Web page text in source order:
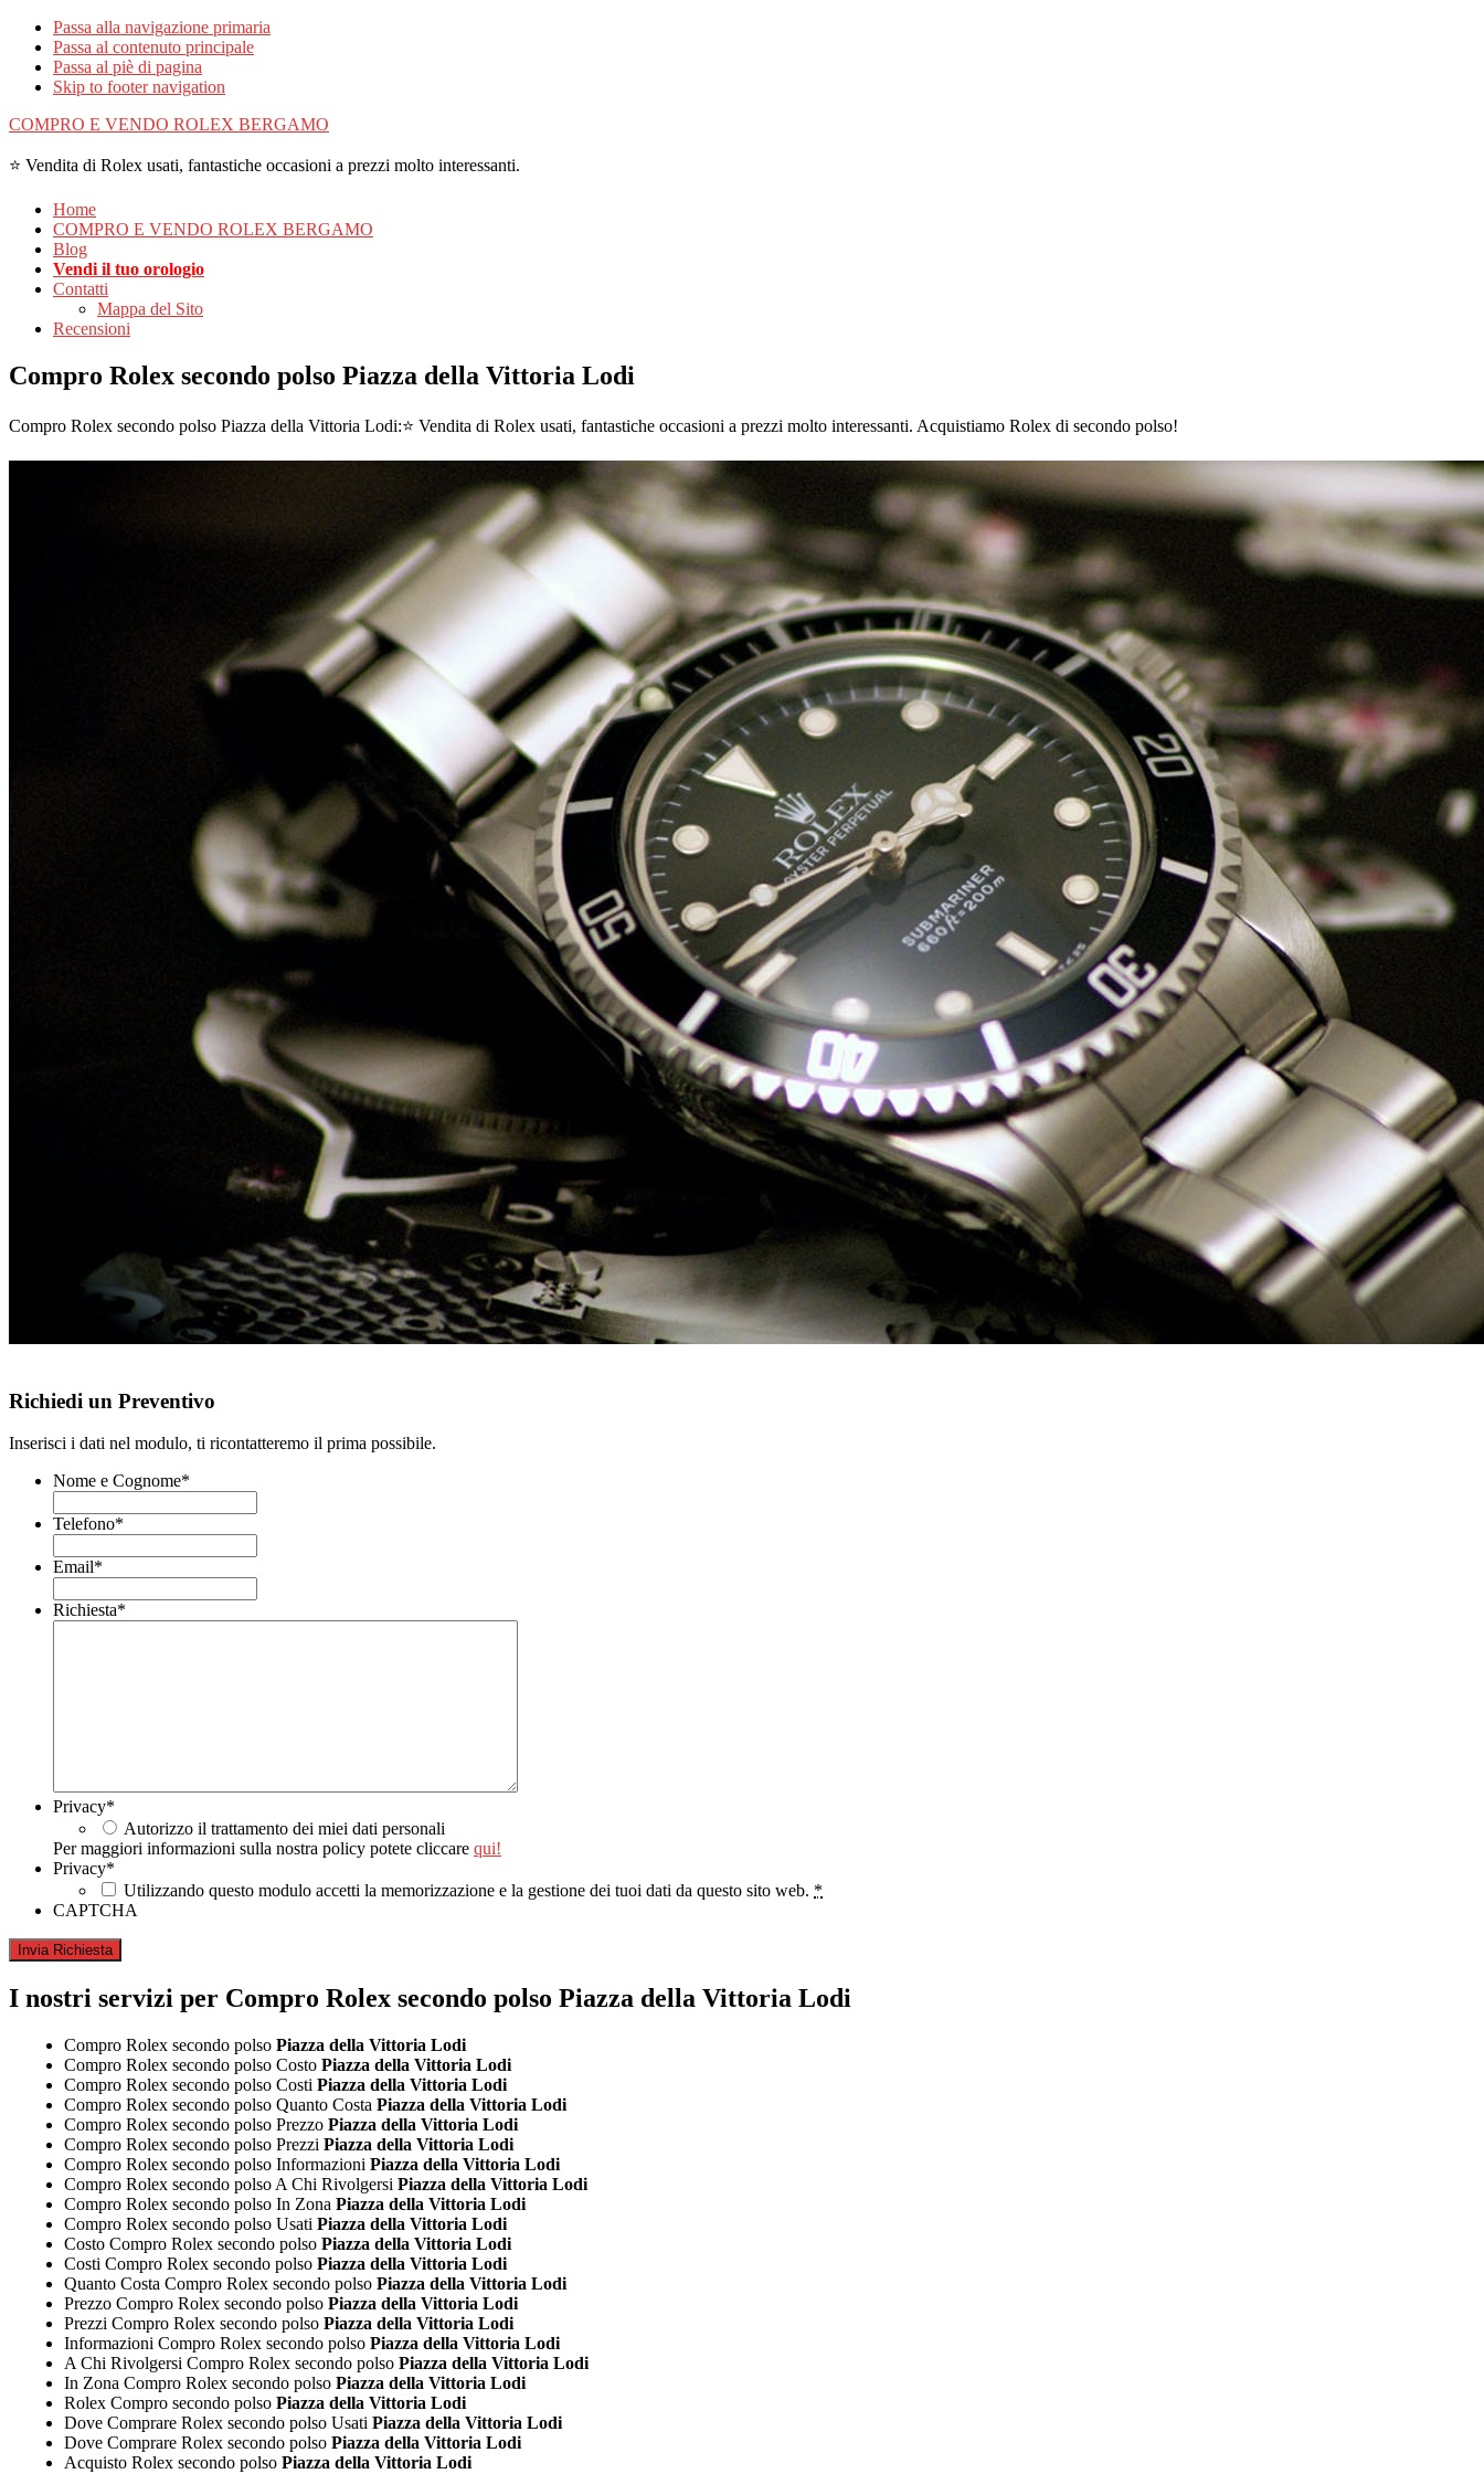
Passa alla navigazione primaria
Passa al contenuto principale
Passa al piè di pagina
Skip to footer navigation
COMPRO E VENDO ROLEX BERGAMO
⭐ Vendita di Rolex usati, fantastiche occasioni a prezzi molto interessanti.
Home
COMPRO E VENDO ROLEX BERGAMO
Blog
Vendi il tuo orologio
Contatti
Mappa del Sito
Recensioni
Compro Rolex secondo polso Piazza della Vittoria Lodi
Compro Rolex secondo polso Piazza della Vittoria Lodi:⭐ Vendita di Rolex usati, fantastiche occasioni a prezzi molto interessanti. Acquistiamo Rolex di secondo polso!
Richiedi un Preventivo
Inserisci i dati nel modulo, ti ricontatteremo il prima possibile.
Nome e Cognome*
Telefono*
Email*
Richiesta*
Privacy*
Autorizzo il trattamento dei miei dati personali
Per maggiori informazioni sulla nostra policy potete cliccare qui!
Privacy*
Utilizzando questo modulo accetti la memorizzazione e la gestione dei tuoi dati da questo sito web. *
CAPTCHA
I nostri servizi per Compro Rolex secondo polso Piazza della Vittoria Lodi
Compro Rolex secondo polso Piazza della Vittoria Lodi
Compro Rolex secondo polso Costo Piazza della Vittoria Lodi
Compro Rolex secondo polso Costi Piazza della Vittoria Lodi
Compro Rolex secondo polso Quanto Costa Piazza della Vittoria Lodi
Compro Rolex secondo polso Prezzo Piazza della Vittoria Lodi
Compro Rolex secondo polso Prezzi Piazza della Vittoria Lodi
Compro Rolex secondo polso Informazioni Piazza della Vittoria Lodi
Compro Rolex secondo polso A Chi Rivolgersi Piazza della Vittoria Lodi
Compro Rolex secondo polso In Zona Piazza della Vittoria Lodi
Compro Rolex secondo polso Usati Piazza della Vittoria Lodi
Costo Compro Rolex secondo polso Piazza della Vittoria Lodi
Costi Compro Rolex secondo polso Piazza della Vittoria Lodi
Quanto Costa Compro Rolex secondo polso Piazza della Vittoria Lodi
Prezzo Compro Rolex secondo polso Piazza della Vittoria Lodi
Prezzi Compro Rolex secondo polso Piazza della Vittoria Lodi
Informazioni Compro Rolex secondo polso Piazza della Vittoria Lodi
A Chi Rivolgersi Compro Rolex secondo polso Piazza della Vittoria Lodi
In Zona Compro Rolex secondo polso Piazza della Vittoria Lodi
Rolex Compro secondo polso Piazza della Vittoria Lodi
Dove Comprare Rolex secondo polso Usati Piazza della Vittoria Lodi
Dove Comprare Rolex secondo polso Piazza della Vittoria Lodi
Acquisto Rolex secondo polso Piazza della Vittoria Lodi